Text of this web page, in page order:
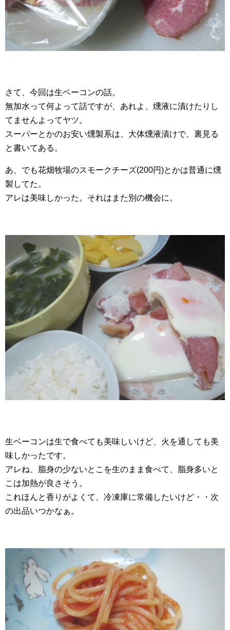
さて、今回は生ベーコンの話。
無加水って何よって話ですが、あれよ、燻液に漬けたりし
てませんよってヤツ。
スーパーとかのお安い燻製系は、大体燻液漬けで、裏見る
と書いてある。
あ、でも花畑牧場のスモークチーズ(200円)とかは普通に燻
製してた。
アレは美味しかった。それはまた別の機会に。
生ベーコンは生で食べても美味しいけど、火を通しても美
味しかったです。
アレね、脂身の少ないとこを生のまま食べて、脂身多いと
こは加熱が良さそう。
これほんと香りがよくて、冷凍庫に常備したいけど・・次
の出品いつかなぁ。